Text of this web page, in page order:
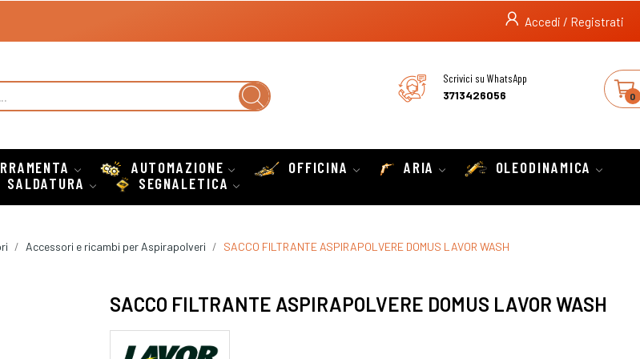
Accedi / Registrati
0
Scrivici su WhatsApp
3713426056
AUTOMAZIONE OFFICINA ARIA
OLEODINAMICA
SALDATURA
SEGNALETICA
Accessori e ricambi per Aspirapolveri SACCO FILTRANTE ASPIRAPOLVERE DOMUS LAVOR WASH
SACCO FILTRANTE ASPIRAPOLVERE DOMUS LAVOR WASH